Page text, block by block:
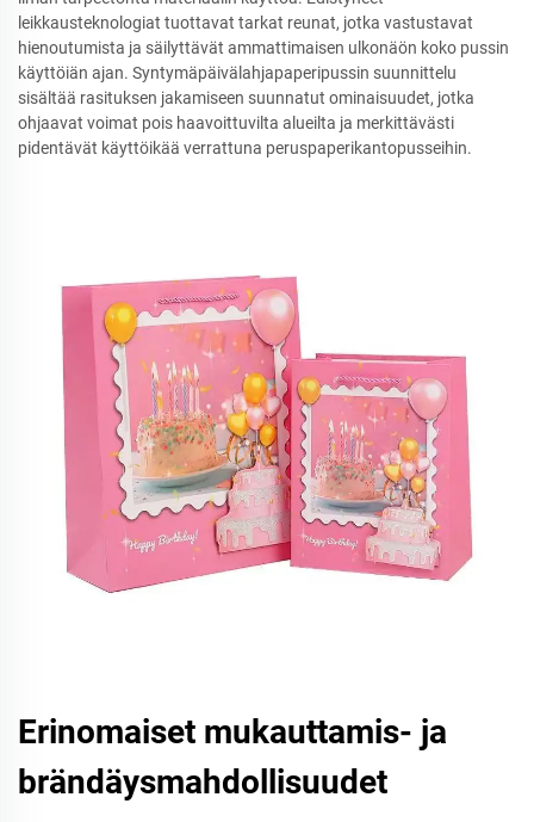
leikkausteknologiat tuottavat tarkat reunat, jotka vastustavat
hienoutumista ja säilyttävät ammattimaisen ulkonäön koko pussin
käyttöiän ajan. Syntymäpäivälahjapaperipussin suunnittelu
sisältää rasituksen jakamiseen suunnatut ominaisuudet, jotka
ohjaavat voimat pois haavoittuvilta alueilta ja merkittävästi
pidentävät käyttöikää verrattuna peruspaperikantopusseihin.
Erinomaiset mukauttamis- ja
brändäysmahdollisuudet